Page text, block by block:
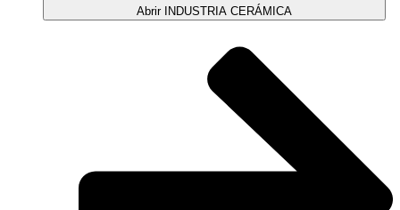
Abrir INDUSTRIA CERÁMICA